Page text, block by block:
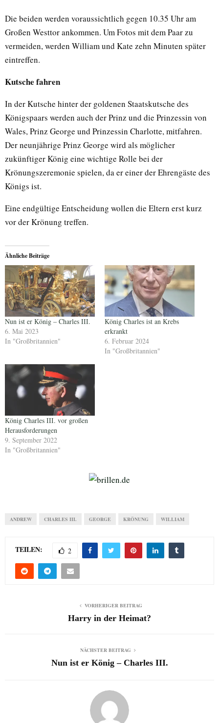
Die beiden werden voraussichtlich gegen 10.35 Uhr am
Großen Westtor ankommen. Um Fotos mit dem Paar zu
vermeiden, werden William und Kate zehn Minuten später
eintreffen.
Kutsche fahren
In der Kutsche hinter der goldenen Staatskutsche des
Königspaars werden auch der Prinz und die Prinzessin von
Wales, Prinz George und Prinzessin Charlotte, mitfahren.
Der neunjährige Prinz George wird als möglicher
zukünftiger König eine wichtige Rolle bei der
Krönungszeremonie spielen, da er einer der Ehrengäste des
Königs ist.
Eine endgültige Entscheidung wollen die Eltern erst kurz
vor der Krönung treffen.
Ähnliche Beiträge
Nun ist er König – Charles III.
6. Mai 2023
In "Großbritannien"
König Charles ist an Krebs
erkrankt
6. Februar 2024
In "Großbritannien"
König Charles III. vor großen
Herausforderungen
9. September 2022
In "Großbritannien"
ANDREW CHARLES III. GEORGE KRÖNUNG WILLIAM
TEILEN: 2
VORHERIGER BEITRAG
Harry in der Heimat?
NÄCHSTER BEITRAG
Nun ist er König – Charles III.